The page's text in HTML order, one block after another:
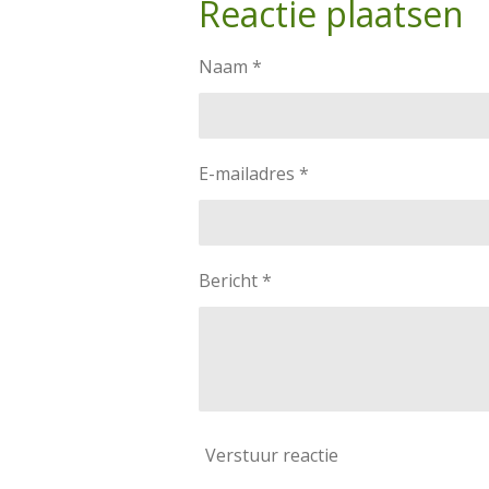
Reactie plaatsen
Naam *
E-mailadres *
Bericht *
Verstuur reactie